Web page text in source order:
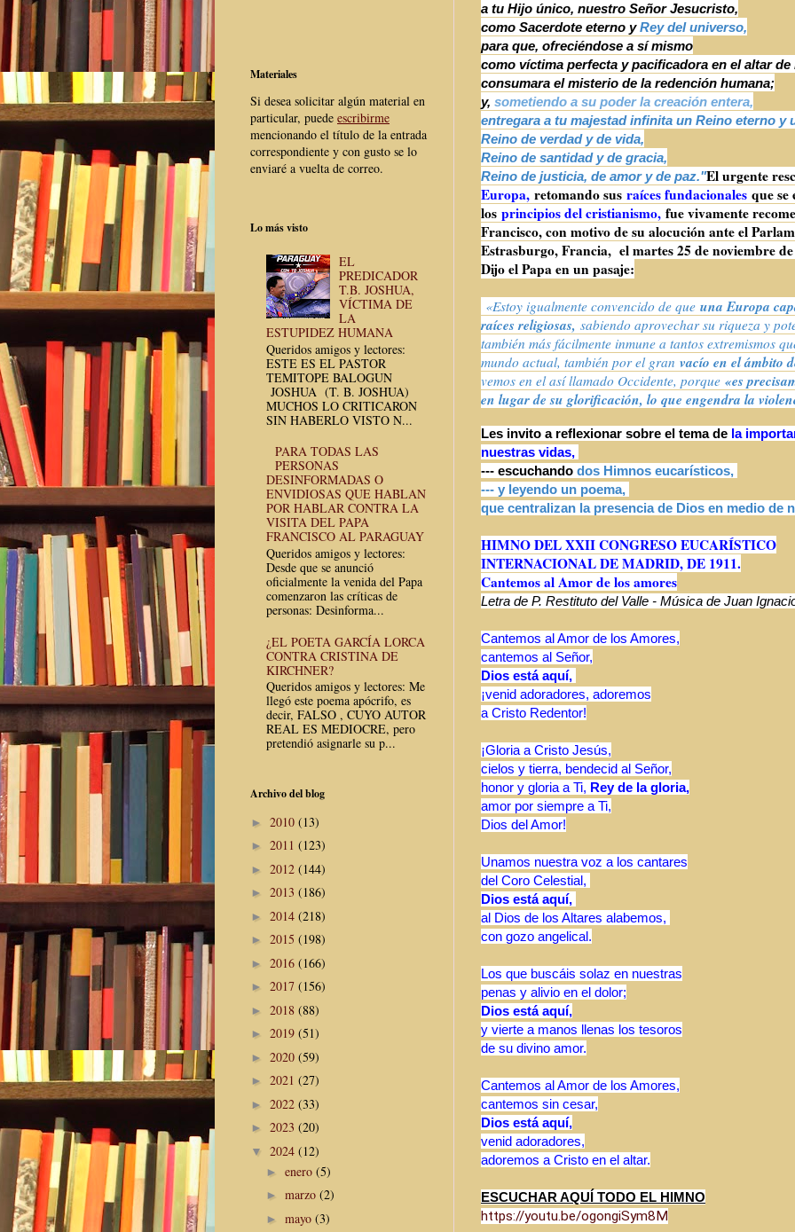
a tu Hijo único, nuestro Señor Jesucristo,
como Sacerdote eterno yRey del universo,
para que, ofreciéndose a sí mismo
como víctima perfecta y pacificadora en el altar de
consumara el misterio de la redención humana;
y, sometiendo a su poder la creación entera,
entregara a tu majestad infinita un Reino eterno y
Reino de verdad y de vida,
Reino de santidad y de gracia,
Reino de justicia, de amor y de paz."El urgente
Europa, retomando sus raíces fundacionales que se
los principios del cristianismo, fue vivamente
Francisco, con motivo de su alocución ante el
Estrasburgo, Francia, el martes 25 de noviembre
Dijo el Papa en un pasaje:
«Estoy igualmente convencido de que una Europa
raíces religiosas, sabiendo aprovechar su riqueza y
también más fácilmente inmune a tantos extremismos
mundo actual, también por el gran vacío en el ámbito
vemos en el así llamado Occidente, porque «es
en lugar de su glorificación, lo que engendra la
Les invito a reflexionar sobre el tema de la
nuestras vidas,
--- escuchando dos Himnos eucarísticos,
--- y leyendo un poema,
que centralizan la presencia de Dios en medio de
HIMNO DEL XXII CONGRESO EUCARÍSTICO
INTERNACIONAL DE MADRID, DE 1911.
Cantemos al Amor de los amores
Letra de P. Restituto del Valle - Música de Juan
Cantemos al Amor de los Amores,
cantemos al Señor,
Dios está aquí,
¡venid adoradores, adoremos
a Cristo Redentor!
¡Gloria a Cristo Jesús,
cielos y tierra, bendecid al Señor,
honor y gloria a Ti, Rey de la gloria,
amor por siempre a Ti,
Dios del Amor!
Unamos nuestra voz a los cantares
del Coro Celestial,
Dios está aquí,
al Dios de los Altares alabemos,
con gozo angelical.
Los que buscáis solaz en nuestras
penas y alivio en el dolor;
Dios está aquí,
y vierte a manos llenas los tesoros
de su divino amor.
Cantemos al Amor de los Amores,
cantemos sin cesar,
Dios está aquí,
venid adoradores,
adoremos a Cristo en el altar.
ESCUCHAR AQUÍ TODO EL HIMNO
https://youtu.be/ogongiSym8M
Materiales
Si desea solicitar algún material en
particular, puede escribirme
mencionando el título de la entrada
correspondiente y con gusto se lo
enviaré a vuelta de correo.
Lo más visto
EL
PREDICADOR
T.B. JOSHUA,
VÍCTIMA DE
LA
ESTUPIDEZ HUMANA
Queridos amigos y lectores:
ESTE ES EL PASTOR
TEMITOPE BALOGUN
JOSHUA (T. B. JOSHUA)
MUCHOS LO CRITICARON
SIN HABERLO VISTO N...
PARA TODAS LAS
PERSONAS
DESINFORMADAS O
ENVIDIOSAS QUE HABLAN
POR HABLAR CONTRA LA
VISITA DEL PAPA
FRANCISCO AL PARAGUAY
Queridos amigos y lectores:
Desde que se anunció
oficialmente la venida del Papa
comenzaron las críticas de
personas: Desinforma...
¿EL POETA GARCÍA LORCA
CONTRA CRISTINA DE
KIRCHNER?
Queridos amigos y lectores: Me
llegó este poema apócrifo, es
decir, FALSO , CUYO AUTOR
REAL ES MEDIOCRE, pero
pretendió asignarle su p...
Archivo del blog
► 2010 (13)
► 2011 (123)
► 2012 (144)
► 2013 (186)
► 2014 (218)
► 2015 (198)
► 2016 (166)
► 2017 (156)
► 2018 (88)
► 2019 (51)
► 2020 (59)
► 2021 (27)
► 2022 (33)
► 2023 (20)
▼ 2024 (12)
► enero (5)
► marzo (2)
► mayo (3)